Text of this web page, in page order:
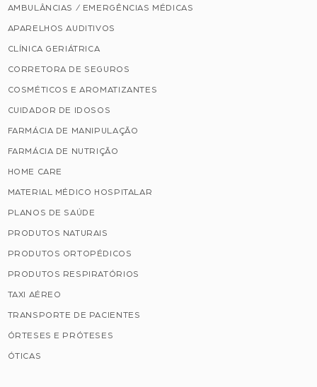
AMBULÂNCIAS / EMERGÊNCIAS MÉDICAS
APARELHOS AUDITIVOS
CLÍNICA GERIÁTRICA
CORRETORA DE SEGUROS
COSMÉTICOS E AROMATIZANTES
CUIDADOR DE IDOSOS
FARMÁCIA DE MANIPULAÇÃO
FARMÁCIA DE NUTRIÇÃO
HOME CARE
MATERIAL MÉDICO HOSPITALAR
PLANOS DE SAÚDE
PRODUTOS NATURAIS
PRODUTOS ORTOPÉDICOS
PRODUTOS RESPIRATÓRIOS
TAXI AÉREO
TRANSPORTE DE PACIENTES
ÓRTESES E PRÓTESES
ÓTICAS